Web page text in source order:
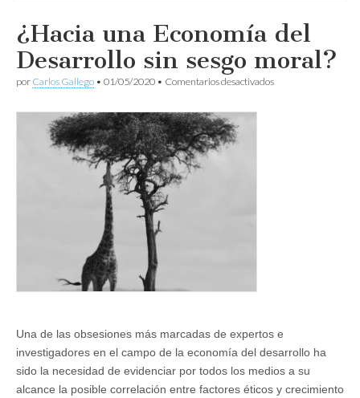
¿Hacia una Economía del
Desarrollo sin sesgo moral?
por Carlos Gallego • 01/05/2020 • Comentarios desactivadosen
Una de las obsesiones más marcadas de expertos e
investigadores en el campo de la economía del desarrollo ha
sido la necesidad de evidenciar por todos los medios a su
alcance la posible correlación entre factores éticos y crecimiento